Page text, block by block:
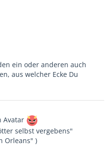
ein oder anderen auch
aus welcher Ecke Du
Avatar
selbst vergebens"
Orleans" )